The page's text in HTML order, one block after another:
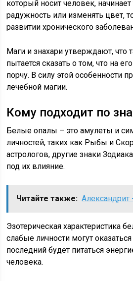
который носит человек, начинает
радужность или изменять цвет,
развитии хронического
Маги и знахари утверждают, что
пытается сказать о том, что на
порчу. В силу этой особенности
лечебной магии.
Кому подходит по
Белые опалы – это амулеты и
личностей, таких как Рыбы и
астрологов, другие знаки
под их влияние.
Читайте также:
Эзотерическая характеристика
слабые личности могут
последний будет питаться
человека.